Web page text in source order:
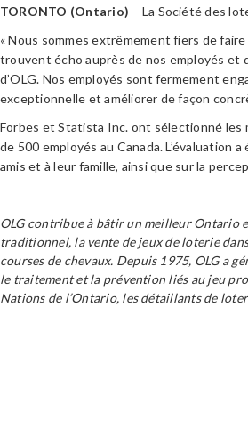
TORONTO (Ontario) – La Société des
« Nous sommes extrêmement fiers de
trouvent écho auprès de nos employés et
d’OLG. Nos employés sont fermement
exceptionnelle et améliorer de façon
Forbes et Statista Inc. ont sélectionné les
de 500 employés au Canada.
amis et à leur famille, ainsi que sur la
OLG contribue à bâtir un meilleur Ontario
traditionnel, la vente de jeux de loterie
courses de chevaux. Depuis 1975, OLG a
le traitement et la prévention liés au jeu
Nations de l’Ontario, les détaillants de